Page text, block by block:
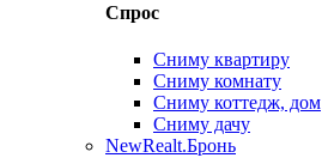
Спрос
Сниму квартиру
Сниму комнату
Сниму коттедж, дом
Сниму дачу
NewRealt.Бронь